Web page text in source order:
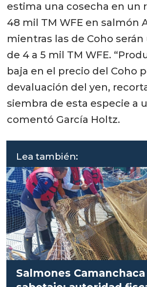
estima una cosecha en un
48 mil TM WFE en salmón
mientras las de Coho
de 4 a 5 mil TM WFE.
baja en el precio del Coho
devaluación del yen,
siembra de esta especie a
comentó García Holtz.
Lea también:
Salmones